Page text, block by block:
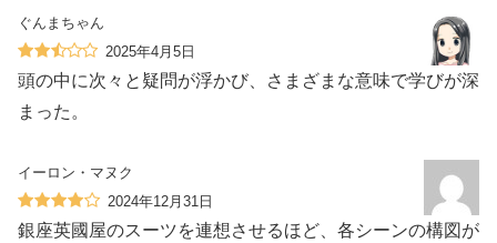
ぐんまちゃん
2025年4月5日
頭の中に次々と疑問が浮かび、さまざまな意味で学びが深
まった。
イーロン・マヌク
2024年12月31日
銀座英國屋のスーツを連想させるほど、各シーンの構図が